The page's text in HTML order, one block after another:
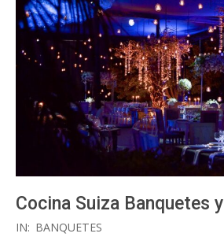
Cocina Suiza Banquetes
2021-
IN: BANQUETES